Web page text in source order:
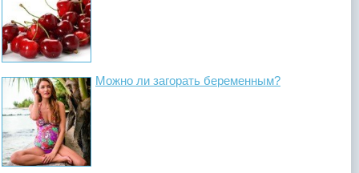
Можно ли загорать беременным?